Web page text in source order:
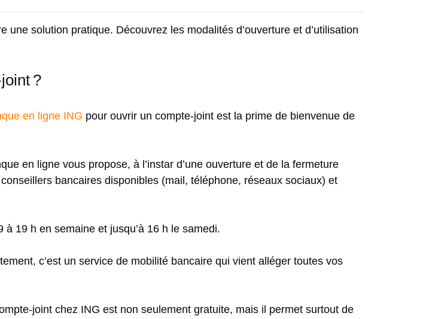
une solution pratique. Découvrez les modalités d’ouverture et d’utilisation
?
en ligne ING pour ouvrir un compte-joint est la prime de bienvenue de
en ligne vous propose, à l’instar d’une ouverture et de la fermeture
bancaires disponibles (mail, téléphone, réseaux sociaux) et
19 h en semaine et jusqu’à 16 h le samedi.
c’est un service de mobilité bancaire qui vient alléger toutes vos
joint chez ING est non seulement gratuite, mais il permet surtout de